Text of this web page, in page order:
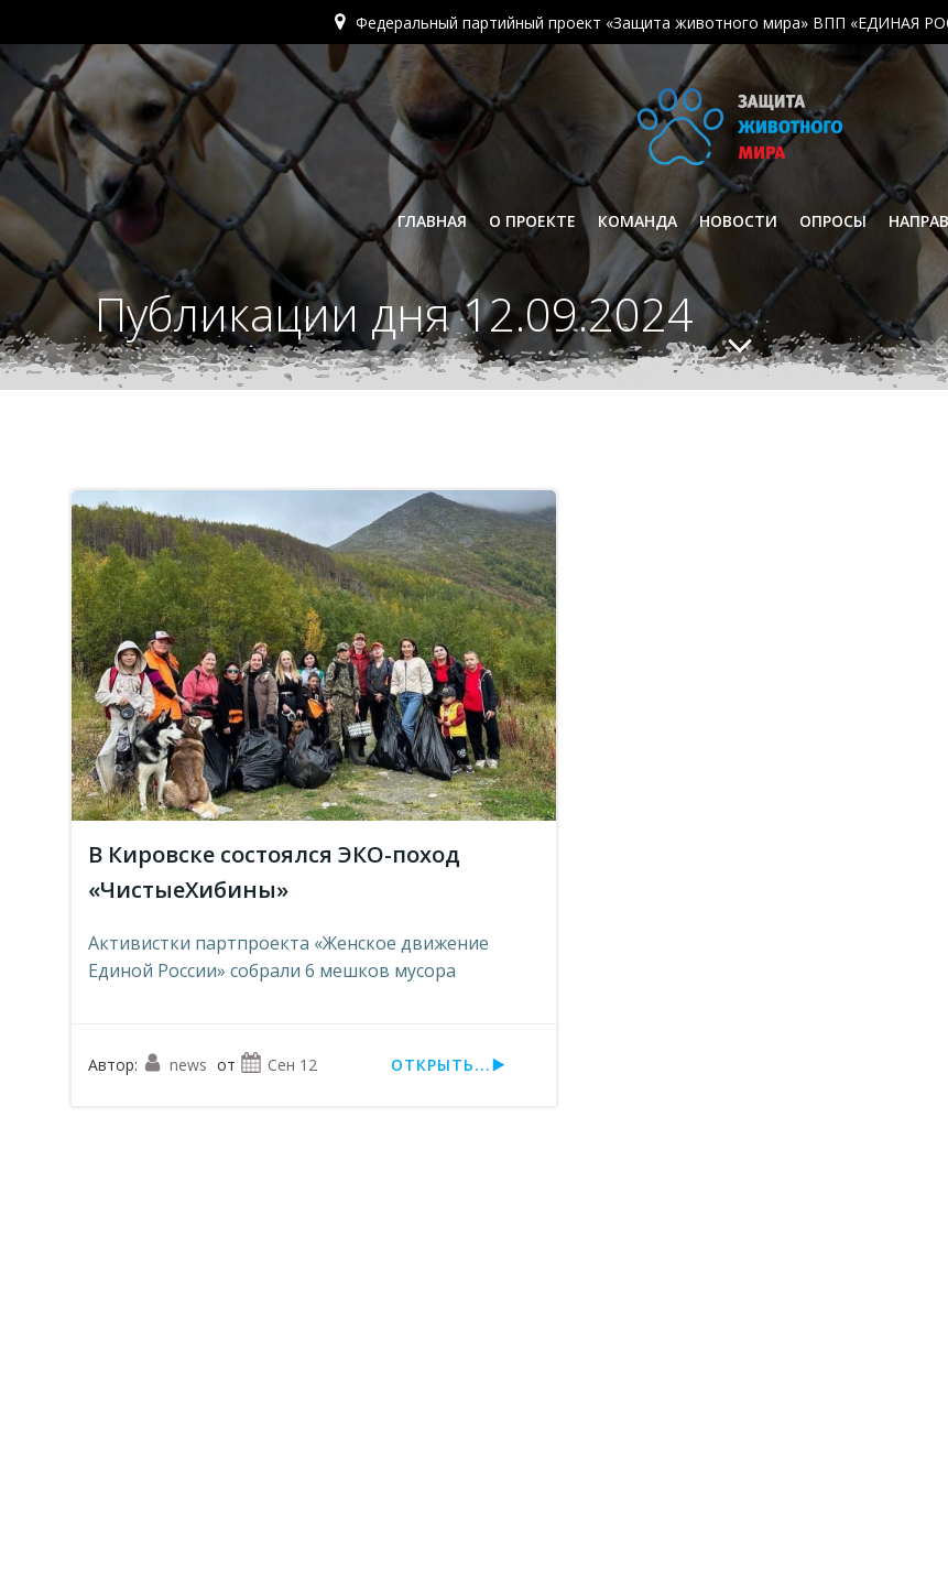
к
содержимому
Федеральный партийный проект «Защита животного мира» ВПП «ЕДИНАЯ
ГЛАВНАЯ О ПРОЕКТЕ КОМАНДА НОВОСТИ ОПРОСЫ
Публикации дня 12.09.2024
В Кировске состоялся ЭКО-поход
«ЧистыеХибины»
Активистки партпроекта «Женское движение
Единой России» собрали 6 мешков мусора
Автор: news от Сен 12 ОТКРЫТЬ...